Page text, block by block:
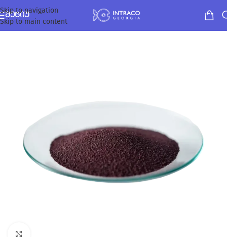
Skip to navigation
Skip to main content
ᲛᲔᲜᲘᲣ